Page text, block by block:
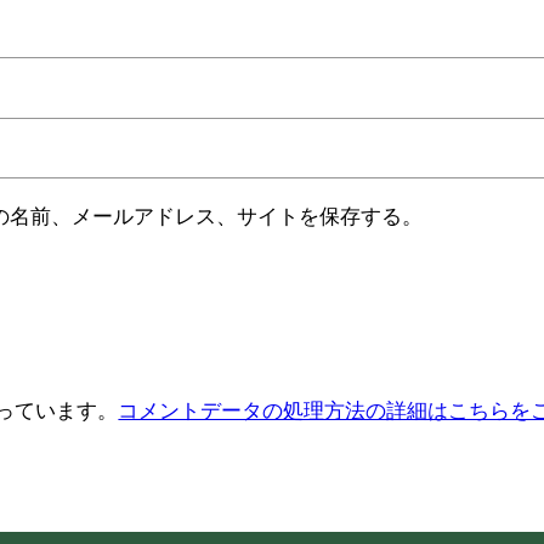
前、メールアドレス、サイトを保存する。
います。 コメントデータの処理方法の詳細はこちらを